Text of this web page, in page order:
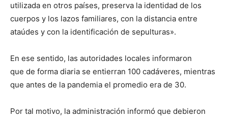
utilizada en otros países, preserva la identidad de los
cuerpos y los lazos familiares, con la distancia entre
ataúdes y con la identificación de sepulturas».
En ese sentido, las autoridades locales informaron
que de forma diaria se entierran 100 cadáveres, mientras
que antes de la pandemia el promedio era de 30.
Por tal motivo, la administración informó que debieron